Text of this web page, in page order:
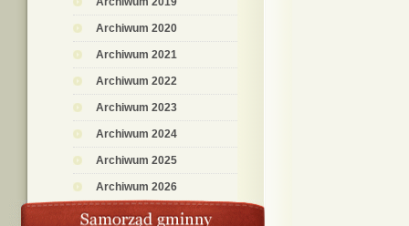
Archiwum 2020
Archiwum 2021
Archiwum 2022
Archiwum 2023
Archiwum 2024
Archiwum 2025
Archiwum 2026